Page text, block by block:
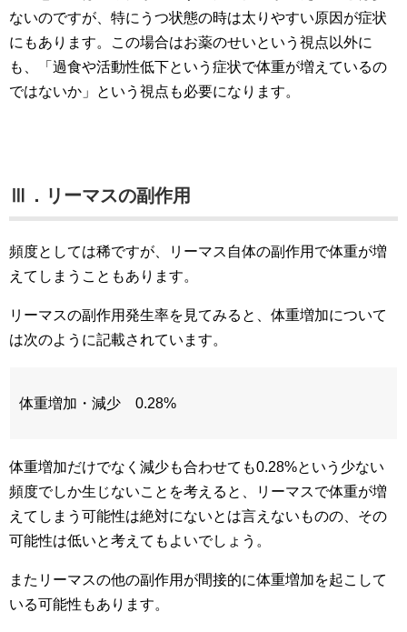
ないのですが、特にうつ状態の時は太りやすい原因が症状
にもあります。この場合はお薬のせいという視点以外に
も、「過食や活動性低下という症状で体重が増えているの
ではないか」という視点も必要になります。
Ⅲ．リーマスの副作用
頻度としては稀ですが、リーマス自体の副作用で体重が増
えてしまうこともあります。
リーマスの副作用発生率を見てみると、体重増加について
は次のように記載されています。
体重増加・減少 0.28%
体重増加だけでなく減少も合わせても0.28%という少ない
頻度でしか生じないことを考えると、リーマスで体重が増
えてしまう可能性は絶対にないとは言えないものの、その
可能性は低いと考えてもよいでしょう。
またリーマスの他の副作用が間接的に体重増加を起こして
いる可能性もあります。